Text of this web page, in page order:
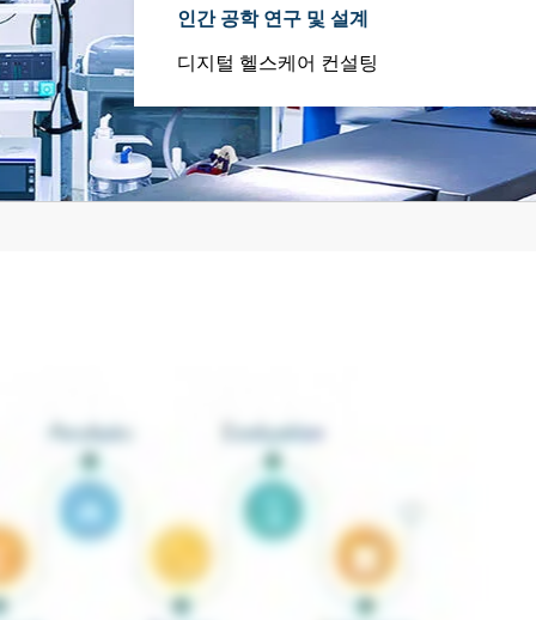
인간 공학 연구 및 설계
디지털 헬스케어 컨설팅